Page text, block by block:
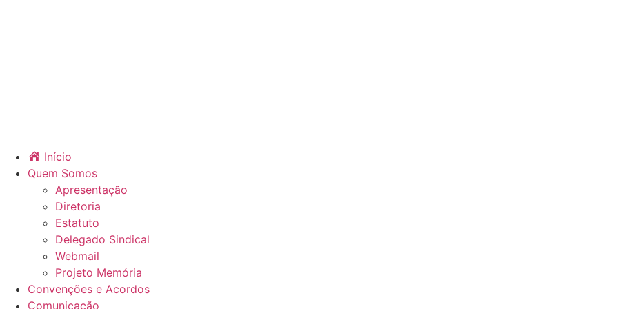
Início
Quem Somos
Apresentação
Diretoria
Estatuto
Delegado Sindical
Webmail
Projeto Memória
Convenções e Acordos
Comunicação